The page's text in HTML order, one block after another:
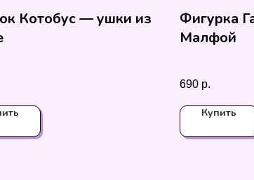
Котобус — ушки из
Фигурка
Малфой
690 р.
Купить